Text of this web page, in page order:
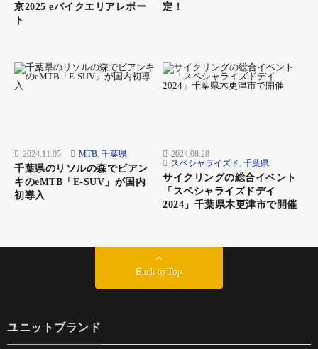
京2025 eバイクエリアレポー
ト
定！
2024.11.05 MTB, 千葉県
千葉県のリソルの森でビアン
キのeMTB「E-SUV」が国内
初導入
2024.08.28
スペシャライズド, 千葉県
サイクリングの総合イベント
「スペシャライズドデイ
2024」千葉県木更津市で開催
Back to Top
ユニットブランド